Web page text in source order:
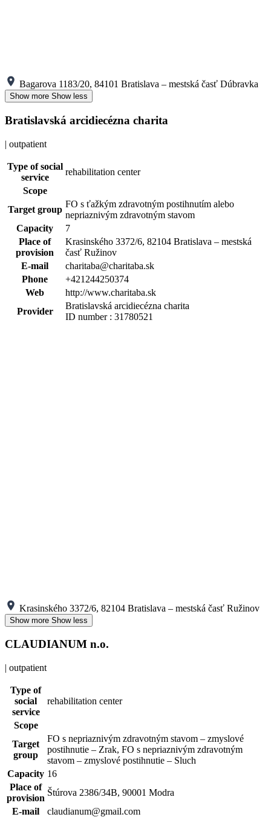
Bagarova 1183/20, 84101 Bratislava – mestská časť Dúbravka
Show more Show less
Bratislavská arcidiecézna charita
| outpatient
Type of social
service
rehabilitation center
Scope
Target group
FO s ťažkým zdravotným postihnutím alebo
nepriaznivým zdravotným stavom
Capacity
7
Place of
provision
Krasinského 3372/6, 82104 Bratislava – mestská
časť Ružinov
E-mail
charitaba@charitaba.sk
Phone
+421244250374
Web
http://www.charitaba.sk
Provider
Bratislavská arcidiecézna charita
ID number : 31780521
Krasinského 3372/6, 82104 Bratislava – mestská časť Ružinov
Show more Show less
CLAUDIANUM n.o.
| outpatient
Type of
social
service
rehabilitation center
Scope
Target
group
FO s nepriaznivým zdravotným stavom – zmyslové
postihnutie – Zrak, FO s nepriaznivým zdravotným
stavom – zmyslové postihnutie – Sluch
Capacity 16
Place of
provision
Štúrova 2386/34B, 90001 Modra
E-mail
claudianum@gmail.com